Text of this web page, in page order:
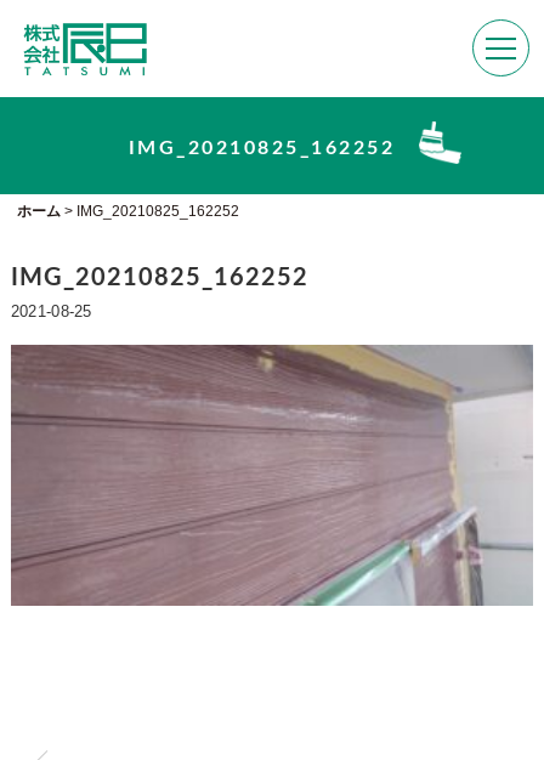
IMG_20210825_162252
ホーム> IMG_20210825_162252
IMG_20210825_162252
2021-08-25